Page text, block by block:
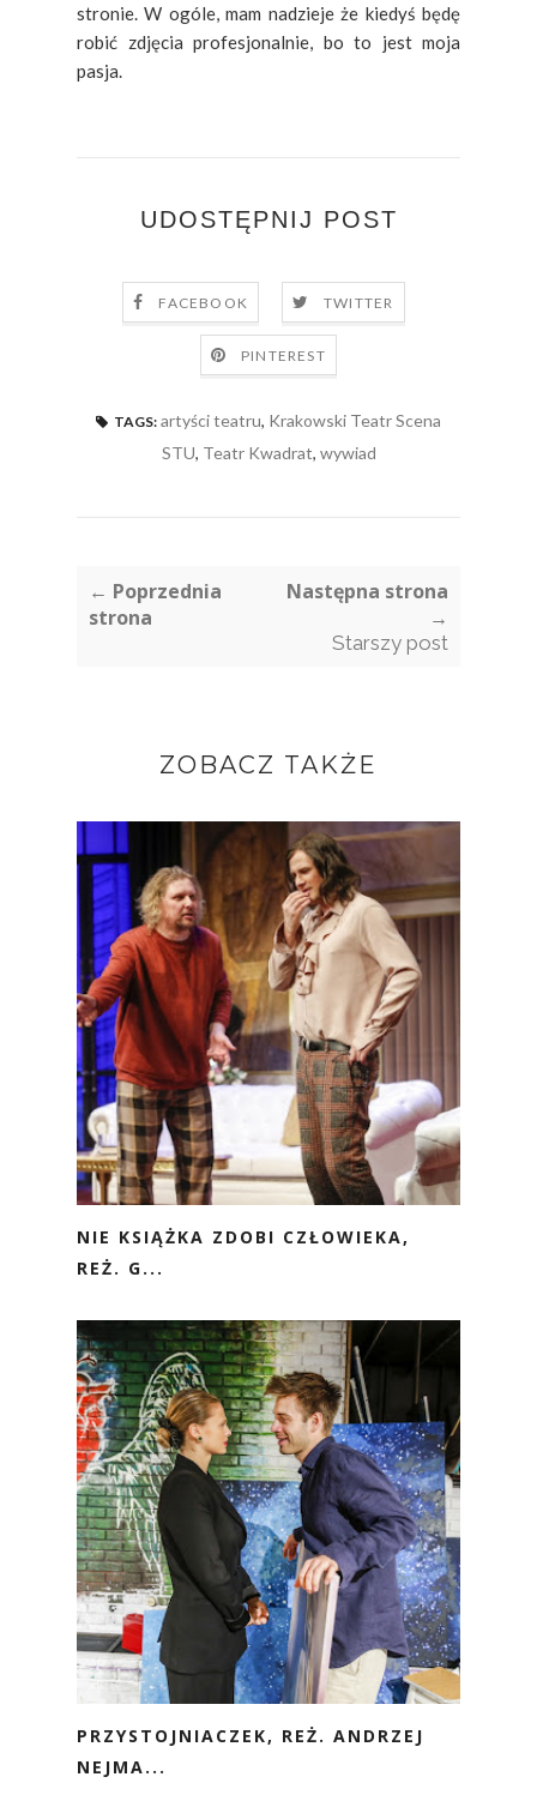
stronie. W ogóle, mam nadzieje że kiedyś będę
robić zdjęcia profesjonalnie, bo to jest moja
pasja.
UDOSTĘPNIJ POST
FACEBOOK TWITTER
PINTEREST
TAGS: artyści teatru, Krakowski Teatr Scena
STU, Teatr Kwadrat, wywiad
← Poprzednia
strona
Następna strona
→
Starszy post
ZOBACZ TAKŻE
NIE KSIĄŻKA ZDOBI CZŁOWIEKA,
REŻ. G...
PRZYSTOJNIACZEK, REŻ. ANDRZEJ
NEJMA...